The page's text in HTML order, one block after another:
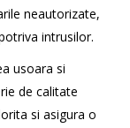
neautorizate,
intrusilor.
usoara si
de calitate
si asigura o